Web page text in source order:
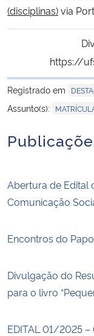
(disciplinas)via
https://
Registrado em
Assunto(s):
Abertura de Edital
Comunicação
Encontros do
Divulgação do
para o livro
EDITAL 01/2025 –